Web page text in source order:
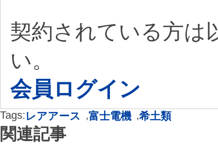
契約されている方は
い。
会員ログイン
Tags: レアアース ,富士電機 ,希土類
関連記事